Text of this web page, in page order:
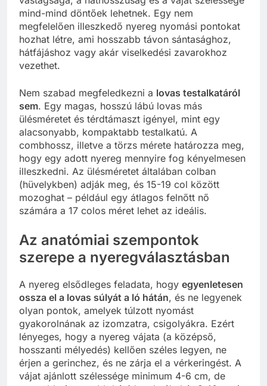
mind-mind döntőek lehetnek. Egy nem
megfelelően illeszkedő nyereg nyomási pontokat
hozhat létre, ami hosszabb távon sántasághoz,
hátfájáshoz vagy akár viselkedési zavarokhoz
vezethet.
Nem szabad megfeledkezni a lovas testalkatáról
sem. Egy magas, hosszú lábú lovas más
ülésméretet és térdtámaszt igényel, mint egy
alacsonyabb, kompaktabb testalkatú. A
combhossz, illetve a törzs mérete határozza meg,
hogy egy adott nyereg mennyire fog kényelmesen
illeszkedni. Az ülésméretet általában colban
(hüvelykben) adják meg, és 15-19 col között
mozoghat – például egy átlagos felnőtt nő
számára a 17 colos méret lehet az ideális.
Az anatómiai szempontok
szerepe a nyeregválasztásban
A nyereg elsődleges feladata, hogy egyenletesen
ossza el a lovas súlyát a ló hátán, és ne legyenek
olyan pontok, amelyek túlzott nyomást
gyakorolnának az izomzatra, csigolyákra. Ezért
lényeges, hogy a nyereg vájata (a középső,
hosszanti mélyedés) kellően széles legyen, ne
érjen a gerinchez, és ne zárja el a vérkeringést. A
vájat ajánlott szélessége minimum 4-6 cm, de